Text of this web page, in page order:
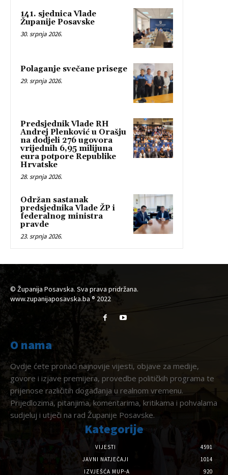
141. sjednica Vlade
Županije Posavske
30. srpnja 2026.
Polaganje svečane prisege
29. srpnja 2026.
Predsjednik Vlade RH
Andrej Plenković u Orašju
na dodjeli 276 ugovora
vrijednih 6,95 milijuna
eura potpore Republike
Hrvatske
28. srpnja 2026.
Održan sastanak
predsjednika Vlade ŽP i
federalnog ministra
pravde
23. srpnja 2026.
© Županija Posavska. Sva prava pridržana.
www.zupanijaposavska.ba ® 2022
O nama
Ovdje ćete pronaći najnovije vijesti, objave za medije,
govore i izjave premijera, provedbe političkih programa te
prijenose različitih događanja u realnom vremenu.
Prijedlozima, pitanjima, komentarima, kritikama i pohvalama
sudjeluj i utječi na rad Županije Posavske.
Kategorije
VIJESTI
4591
JAVNI NATJEČAJI
1014
IZVJEŠĆA MUP-A
920